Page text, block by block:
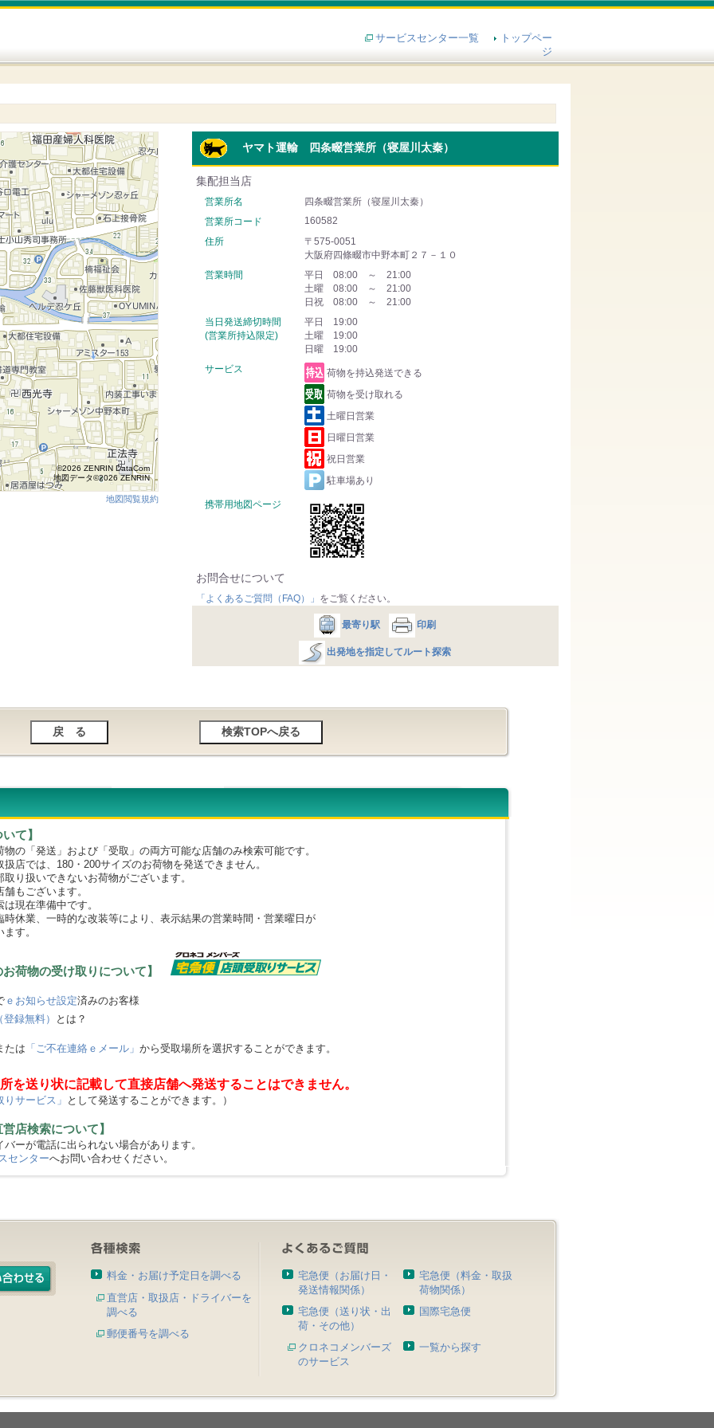
サービスセンター一覧
トップペー
ジ
ヤマト運輸 四条畷営業所（寝屋川太秦）
集配担当店
営業所名
四条畷営業所（寝屋川太秦）
営業所コード
160582
住所
〒575-0051
大阪府四條畷市中野本町２７－１０
営業時間
平日 08:00 ～ 21:00
土曜 08:00 ～ 21:00
日祝 08:00 ～ 21:00
当日発送締切時間
(営業所持込限定)
平日 19:00
土曜 19:00
日曜 19:00
サービス
荷物を持込発送できる
荷物を受け取れる
土曜日営業
日曜日営業
祝日営業
駐車場あり
携帯用地図ページ
お問合せについて
「よくあるご質問（FAQ）」 をご覧ください。
最寄り駅 印刷
出発地を指定してルート探索
©2026 ZENRIN DataCom
地図データ©2026 ZENRIN
地図閲覧規約
て】
の「発送」および「受取」の両方可能な店舗のみ検索可能です。
では、180・200サイズのお荷物を発送できません。
扱いできないお荷物がございます。
ございます。
在準備中です。
休業、一時的な改装等により、表示結果の営業時間・営業曜日が
す。
お荷物の受け取りについて】
ｅお知らせ設定済みのお客様
録無料）
とは？
たは 「ご不在連絡ｅメール」 から受取場所を選択することができます。
を送り状に記載して直接店舗へ発送することはできません。
サービス」 として発送することができます。）
店検索について】
ーが電話に出られない場合があります。
センターへお問い合わせください。
料金・お届け予定日を調べる
直営店・取扱店・ドライバーを
調べる
郵便番号を調べる
宅急便（お届け日・
発送情報関係）
宅急便（料金・取扱
荷物関係）
宅急便（送り状・出
荷・その他）
国際宅急便
クロネコメンバーズ
のサービス
一覧から探す